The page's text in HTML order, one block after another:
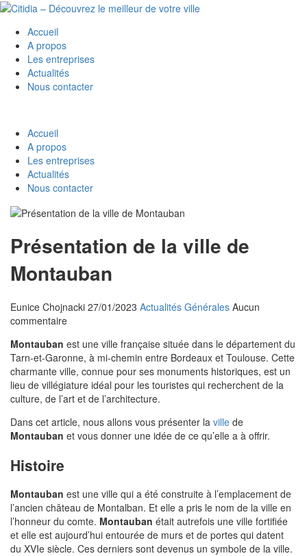
Accueil
A propos
Les entreprises
Actualités
Nous contacter
Accueil
A propos
Les entreprises
Actualités
Nous contacter
Présentation de la ville de
Montauban
Eunice Chojnacki 27/01/2023 Actualités Générales Aucun
commentaire
Montauban est une ville française située dans le département du
Tarn-et-Garonne, à mi-chemin entre Bordeaux et Toulouse. Cette
charmante ville, connue pour ses monuments historiques, est un
lieu de villégiature idéal pour les touristes qui recherchent de la
culture, de l’art et de l’architecture.
Dans cet article, nous allons vous présenter la ville de
Montauban et vous donner une idée de ce qu’elle a à offrir.
Histoire
Montauban est une ville qui a été construite à l’emplacement de
l’ancien château de Montalban. Et elle a pris le nom de la ville en
l’honneur du comte. Montauban était autrefois une ville fortifiée
et elle est aujourd’hui entourée de murs et de portes qui datent
du XVIe siècle. Ces derniers sont devenus un symbole de la ville.